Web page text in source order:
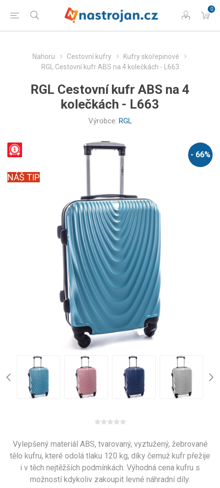
0
Nahoru Cestovní kufry
Kufry skořepinové
RGL Cestovní kufr ABS na 4 kolečkách - L663
RGL Cestovní kufr ABS na 4
kolečkách - L663
Výrobce: RGL
- 66%
NÁŠ TIP
Vylepšený materiál ABS, tvarovaný, vyztužený, žebrované
tělo kufru, které odolá tlaku 120 kg, díky čemuž kufr přežije
i v těch nejtěžších podmínkách. Výhodná cena kufru s
možností kdykoliv zakoupit levné náhradní díly.